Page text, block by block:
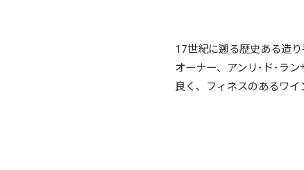
17世紀に遡る歴史ある造
オーナー、アンリ･ド･ラ
良く、フィネスのあるワイ